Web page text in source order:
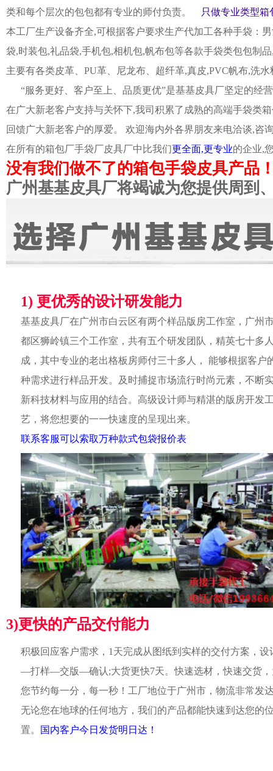
类和每个层次的包包都有专业的师付负责。
只做专业类型箱
本工厂生产设备齐全,可根据客户要求生产代加工各种手袋：
袋,时装包,礼品袋,手机包,相机包,帆布包等各款手袋类包包制
主要有各类皮革、PU革、尼龙布、超纤革,真皮,PVC帆布,洗
“服务更好、客户至上、品质更优”是基基皮具厂坚定的经
在广大新老客户支持与关怀下,我司积累了成熟的高端手袋类
回馈广大新老客户的厚爱。 欢迎海内外各界朋友来电洽谈,咨
在所有的箱包厂手袋厂皮具厂中比我们更全面,更专业的企业,
没有我们做不了的箱包手袋皮具产品
广州基基皮具厂将竭诚为您提供周到
1) 更优秀的设计研发能力
基基皮具厂在广州市白云区有两个样品版房工作室，广州
都区狮岭镇三个工作室，共有五个研发团队，精英七十多
成，其中专业的老出格板房师付三十多人， 能够根据客户
种需求进行样品开发。及时捕捉市场流行时尚元素，不断
新科技材料与应用的结合。高级设计师与精湛的版房开发
艺，将您想要的一一快速度的呈现出来。
联系客服可以索取万种款式包袋报价表
3)更快的产品交付能力
积极回应客户需求，1天完成从图纸到实样的交付方案，设
—打样—交版—确认;大货更快7天。快速选材，快速交货
您节约每一分，每一秒！工厂地位于广州市，物流非常发
无论您在地球的任何地方，我们的产品都能快速到达您的
置。
国内客户今日发货明日达！